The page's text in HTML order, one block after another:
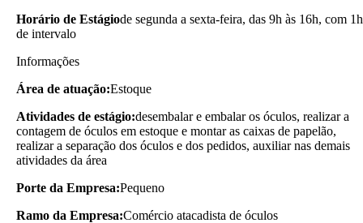
Horário de Estágiode segunda a sexta-feira, das 9h às 16h, com 1h
de intervalo
Informações
Área de atuação:Estoque
Atividades de estágio:desembalar e embalar os óculos, realizar a
contagem de óculos em estoque e montar as caixas de papelão,
realizar a separação dos óculos e dos pedidos, auxiliar nas demais
atividades da área
Porte da Empresa:Pequeno
Ramo da Empresa:Comércio atacadista de óculos